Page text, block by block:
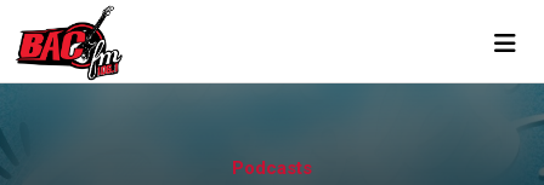
Podcasts